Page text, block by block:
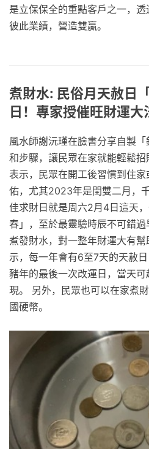
是立保保全的重點客戶之一，
彼此業績，營造雙贏。
煮財水: 民俗月天赦日
日！專家授催旺財運大
風水師謝沅瑾在臉書分享自製
和步驟，讓民眾在家就能輕鬆
表示，民眾在開工後習慣到住
佑，尤其2023年是閏雙二月，
佳求財日就是周六2月4日這天
春」，至於最靈驗時辰不可錯
煮發財水，對一整年財運大有
示，每一年會有6至7天的天赦
豬年的最後一次改運日，當天
現。 另外，民眾也可以在家煮
國硬幣。